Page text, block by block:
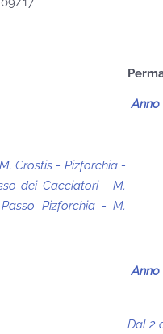
Crostis - Pizforchia -
dei Cacciatori - M.
Pizforchia - M.
Anno
Anno
Dal 2